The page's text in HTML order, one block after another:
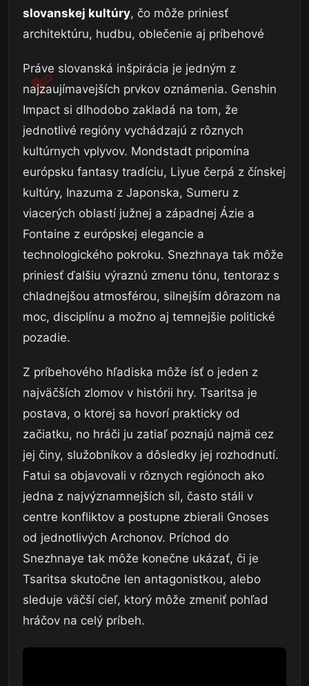
slovanskej kultúry, čo môže priniesť
architektúru, hudbu, oblečenie aj príbehové
Práve slovanská inšpirácia je jedným z
najzaujímavejších prvkov oznámenia. Genshin
Impact si dlhodobo zakladá na tom, že
jednotlivé regióny vychádzajú z rôznych
kultúrnych vplyvov. Mondstadt pripomína
európsku fantasy tradíciu, Liyue čerpá z čínskej
kultúry, Inazuma z Japonska, Sumeru z
viacerých oblastí južnej a západnej Ázie a
Fontaine z európskej elegancie a
technologického pokroku. Snezhnaya tak môže
priniesť ďalšiu výraznú zmenu tónu, tentoraz s
chladnejšou atmosférou, silnejším dôrazom na
moc, disciplínu a možno aj temnejšie politické
pozadie.
Z príbehového hľadiska môže ísť o jeden z
najväčších zlomov v histórii hry. Tsaritsa je
postava, o ktorej sa hovorí prakticky od
začiatku, no hráči ju zatiaľ poznajú najmä cez
jej činy, služobníkov a dôsledky jej rozhodnutí.
Fatui sa objavovali v rôznych regiónoch ako
jedna z najvýznamnejších síl, často stáli v
centre konfliktov a postupne zbierali Gnoses
od jednotlivých Archonov. Príchod do
Snezhnaye tak môže konečne ukázať, či je
Tsaritsa skutočne len antagonistkou, alebo
sleduje väčší cieľ, ktorý môže zmeniť pohľad
hráčov na celý príbeh.